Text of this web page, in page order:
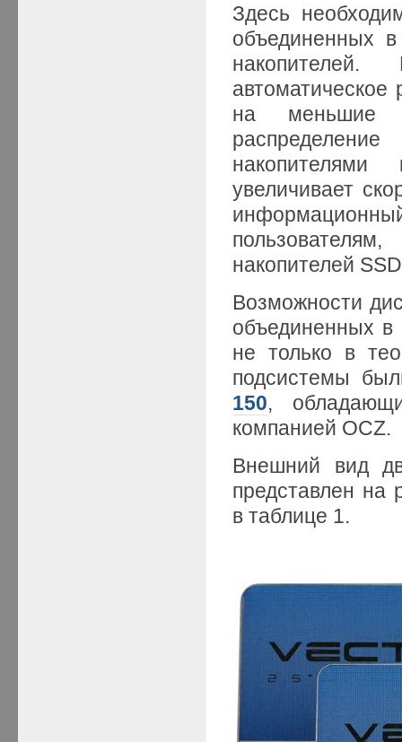
Здесь
объединенных
на меньшие
увеличивает
накопителей
Возможности
объединенных в
не только в
подсистемы
150,
компанией OCZ.
Внешний вид
представлен на
в таблице 1.